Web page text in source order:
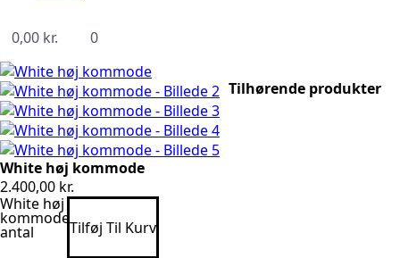
0,00 kr. 0
White høj kommode
2.400,00 kr.
White høj
kommode
antal Tilføj Til Kurv
Tilhørende produkter